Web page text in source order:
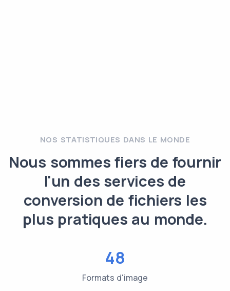
NOS STATISTIQUES DANS LE MONDE
Nous sommes fiers de fournir
l'un des services de
conversion de fichiers les
plus pratiques au monde.
48
Formats d'image